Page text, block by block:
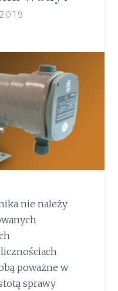
nie należy
poważne w
sprawy